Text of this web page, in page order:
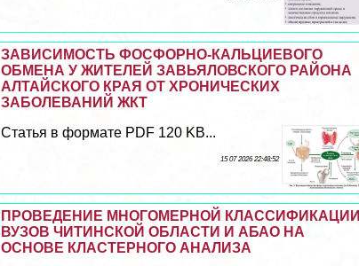
ЗАВИСИМОСТЬ ФОСФОРНО-КАЛЬЦИЕВОГО
ОБМЕНА У ЖИТЕЛЕЙ ЗАВЬЯЛОВСКОГО РАЙОНА
АЛТАЙСКОГО КРАЯ ОТ ХРОНИЧЕСКИХ
ЗАБОЛЕВАНИЙ ЖКТ
Статья в формате PDF 120 KB...
15 07 2026 22:48:52
ПРОВЕДЕНИЕ МНОГОМЕРНОЙ КЛАССИФИКАЦИИ
ВУЗОВ ЧИТИНСКОЙ ОБЛАСТИ И АБАО НА
ОСНОВЕ КЛАСТЕРНОГО АНАЛИЗА